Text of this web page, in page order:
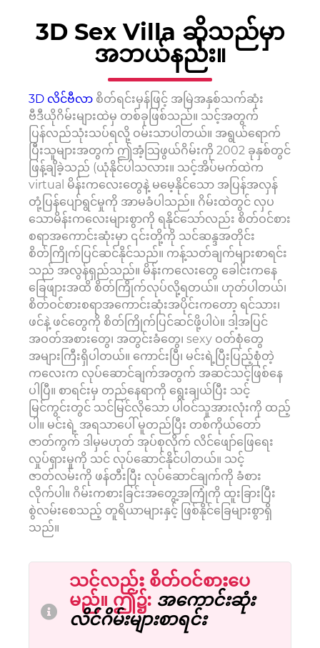
3D Sex Villa ဆိုသည်မှာ
အဘယ်နည်း။
3D လိင်ဗီလာ စိတ်ရင်းမှန်ဖြင့် အမြဲအနှစ်သက်ဆုံး
ဗီဒီယိုဂိမ်းများထဲမှ တစ်ခုဖြစ်သည်။ သင့်အတွက်
ပြန်လည်သုံးသပ်ရလို့ ဝမ်းသာပါတယ်။ အရွယ်ရောက်
ပြီးသူများအတွက် ဤအံ့သြဖွယ်ဂိမ်းကို 2002 ခုနှစ်တွင်
ဖြန့်ချိခဲ့သည် (ယုံနိုင်ပါသလား။ သင့်အိပ်မက်ထဲက
virtual မိန်းကလေးတွေနဲ့ မမေ့နိုင်သော အပြန်အလှန်
တုံ့ပြန်ပျော်ရွင်မှုကို အာမခံပါသည်။ ဂိမ်းထဲတွင် လှပ
သောမိန်းကလေးများစွာကို ရနိုင်သော်လည်း စိတ်ဝင်စား
စရာအကောင်းဆုံးမှာ ၎င်းတို့ကို သင်ဆန္ဒအတိုင်း
စိတ်ကြိုက်ပြင်ဆင်နိုင်သည်။ ကန့်သတ်ချက်များစာရင်း
သည် အလွန်ရှည်သည်။ မိန်းကလေးတွေ ခေါင်းကနေ
ခြေဖျားအထိ စိတ်ကြိုက်လုပ်လို့ရတယ်။ ဟုတ်ပါတယ်၊
စိတ်ဝင်စားစရာအကောင်းဆုံးအပိုင်းကတော့ ရင်သား၊
ဖင်နဲ့ ဖင်တွေကို စိတ်ကြိုက်ပြင်ဆင်ဖို့ပါပဲ။ ဒါ့အပြင်
အဝတ်အစားတွေ၊ အတွင်းခံတွေ၊ sexy ဝတ်စုံတွေ
အများကြီးရှိပါတယ်။ ကောင်းပြီ၊ မင်းရဲ့ပြီးပြည့်စုံတဲ့
ကလေးက လုပ်ဆောင်ချက်အတွက် အဆင်သင့်ဖြစ်နေ
ပါပြီ။ စာရင်းမှ တည်နေရာကို ရွေးချယ်ပြီး သင့်
မြင်ကွင်းတွင် သင်မြင်လိုသော ပါဝင်သူအားလုံးကို ထည့်
ပါ။ မင်းရဲ့ အရသာပေါ် မူတည်ပြီး တစ်ကိုယ်တော်
ဇာတ်ကွက် ဒါမှမဟုတ် အုပ်စုလိုက် လိင်ဖျော်ဖြေရေး
လှုပ်ရှားမှုကို သင် လုပ်ဆောင်နိုင်ပါတယ်။ သင့်
ဇာတ်လမ်းကို ဖန်တီးပြီး လုပ်ဆောင်ချက်ကို ခံစား
လိုက်ပါ။ ဂိမ်းကစားခြင်းအတွေ့အကြုံကို ထူးခြားပြီး
စွဲလမ်းစေသည့် တူရိယာများနှင့် ဖြစ်နိုင်ခြေများစွာရှိ
သည်။
သင်လည်း စိတ်ဝင်စားပေ
မည်။ ဤ၌: အကောင်းဆုံး
လိင်ဂိမ်းများစာရင်း